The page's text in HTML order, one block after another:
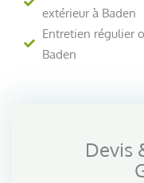
extérieur à Baden
Entretien régulier
Baden
Devis